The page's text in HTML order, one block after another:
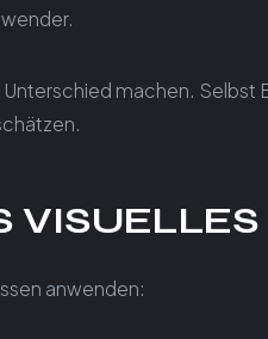
Unterschied machen.
anwenden: